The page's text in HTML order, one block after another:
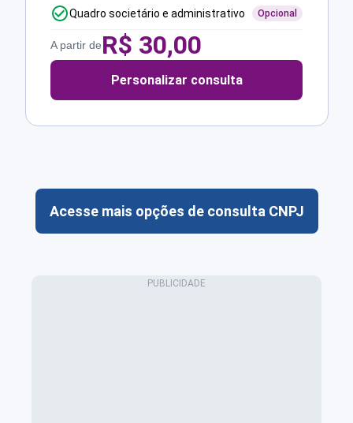
Quadro societário e administrativo Opcional
A partir deR$ 30,00
Personalizar consulta
Acesse mais opções de consulta CNPJ